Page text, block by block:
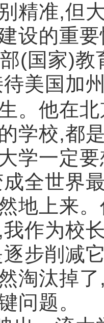
精准,但
设的重
(国家)教
美国加
。他在
学校,都
学一定
全世界
地上来
,我作为校
步削减
淘汰掉了
问题。